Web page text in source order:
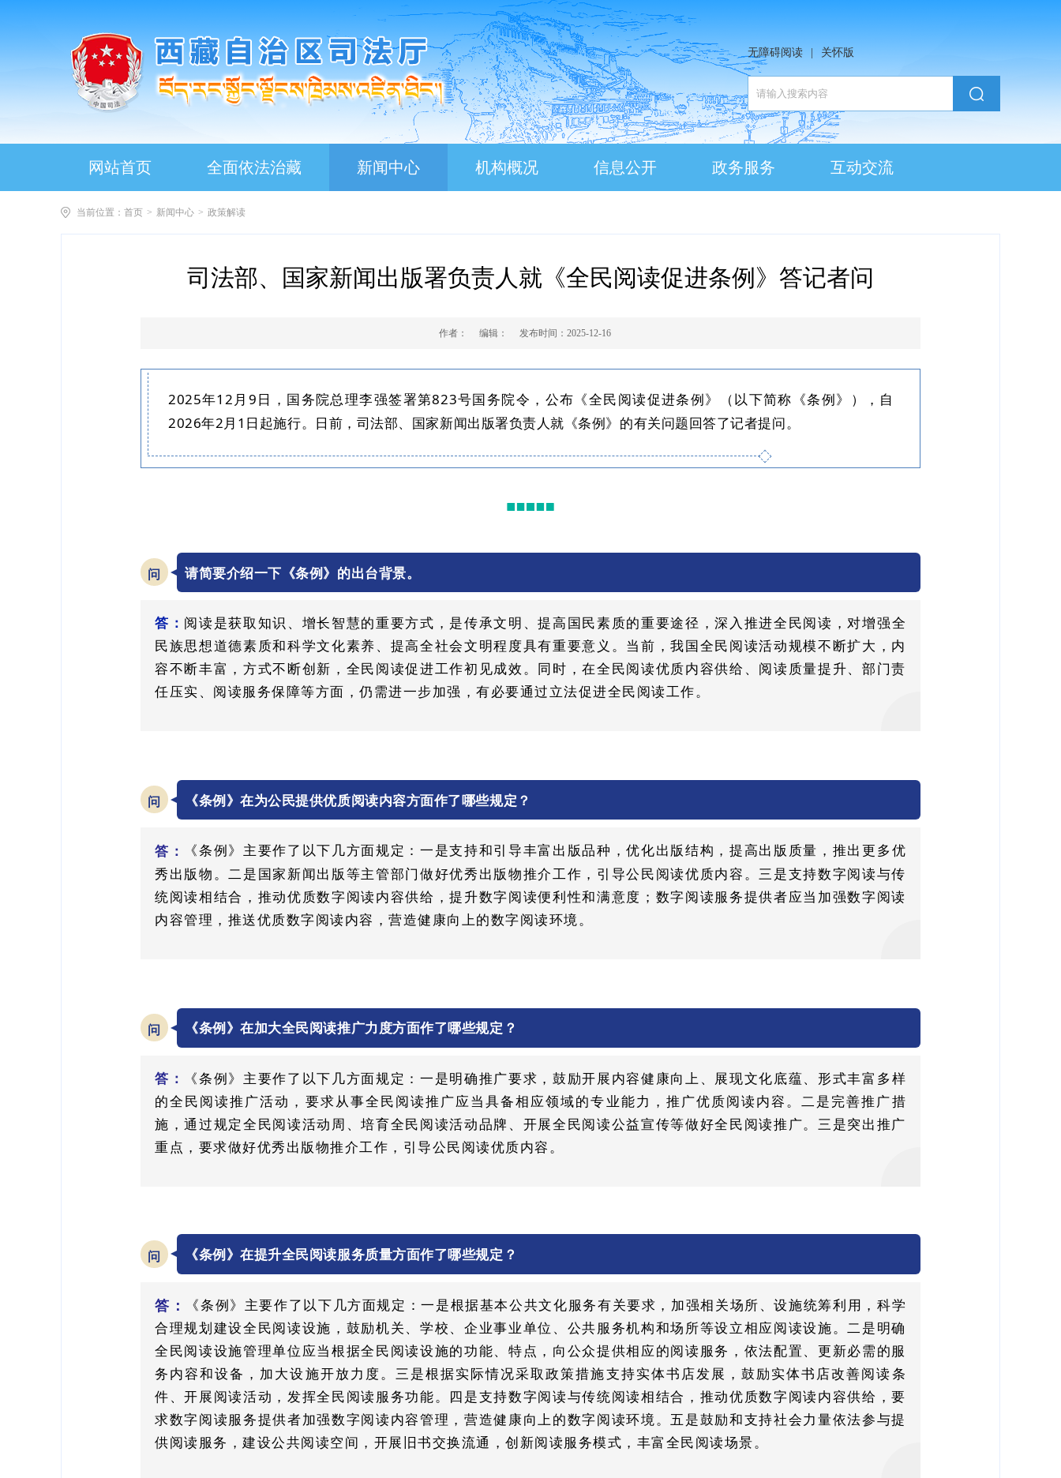
无障碍阅读 关怀版
网站首页 全面依法治藏 新闻中心 机构概况 信息公开 政务服务 互动交流
当前位置： 首页 > 新闻中心 > 政策解读
司法部、国家新闻出版署负责人就《全民阅读促进条例》答记者问
作者： 编辑： 发布时间： 2025-12-16
2025年12月9日，国务院总理李强签署第823号国务院令，公布《全民阅读促进条例》（以下简称《条例》），自
2026年2月1日起施行。日前，司法部、国家新闻出版署负责人就《条例》的有关问题回答了记者提问。
问 请简要介绍一下《条例》的出台背景。
答： 阅读是获取知识、增长智慧的重要方式，是传承文明、提高国民素质的重要途径，深入推进全民阅读，对增强全
民族思想道德素质和科学文化素养、提高全社会文明程度具有重要意义。当前，我国全民阅读活动规模不断扩大，内
容不断丰富，方式不断创新，全民阅读促进工作初见成效。同时，在全民阅读优质内容供给、阅读质量提升、部门责
任压实、阅读服务保障等方面，仍需进一步加强，有必要通过立法促进全民阅读工作。
问 《条例》在为公民提供优质阅读内容方面作了哪些规定？
答：
《条例》主要作了以下几方面规定：一是支持和引导丰富出版品种，优化出版结构，提高出版质量，推出更多优
秀出版物。二是国家新闻出版等主管部门做好优秀出版物推介工作，引导公民阅读优质内容。三是支持数字阅读与传
统阅读相结合，推动优质数字阅读内容供给，提升数字阅读便利性和满意度；数字阅读服务提供者应当加强数字阅读
内容管理，推送优质数字阅读内容，营造健康向上的数字阅读环境。
问 《条例》在加大全民阅读推广力度方面作了哪些规定？
答：
《条例》主要作了以下几方面规定：一是明确推广要求，鼓励开展内容健康向上、展现文化底蕴、形式丰富多样
的全民阅读推广活动，要求从事全民阅读推广应当具备相应领域的专业能力，推广优质阅读内容。二是完善推广措
施，通过规定全民阅读活动周、培育全民阅读活动品牌、开展全民阅读公益宣传等做好全民阅读推广。三是突出推广
重点，要求做好优秀出版物推介工作，引导公民阅读优质内容。
问 《条例》在提升全民阅读服务质量方面作了哪些规定？
答：
《条例》主要作了以下几方面规定：一是根据基本公共文化服务有关要求，加强相关场所、设施统筹利用，科学
合理规划建设全民阅读设施，鼓励机关、学校、企业事业单位、公共服务机构和场所等设立相应阅读设施。二是明确
全民阅读设施管理单位应当根据全民阅读设施的功能、特点，向公众提供相应的阅读服务，依法配置、更新必需的服
务内容和设备，加大设施开放力度。三是根据实际情况采取政策措施支持实体书店发展，鼓励实体书店改善阅读条
件、开展阅读活动，发挥全民阅读服务功能。四是支持数字阅读与传统阅读相结合，推动优质数字阅读内容供给，要
求数字阅读服务提供者加强数字阅读内容管理，营造健康向上的数字阅读环境。五是鼓励和支持社会力量依法参与提
供阅读服务，建设公共阅读空间，开展旧书交换流通，创新阅读服务模式，丰富全民阅读场景。